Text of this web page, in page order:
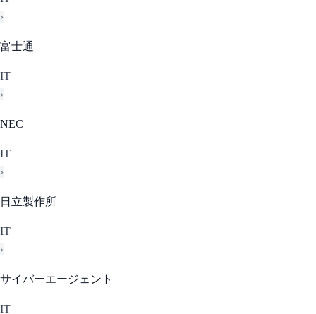
›
富士通
IT
›
NEC
IT
›
日立製作所
IT
›
サイバーエージェント
IT